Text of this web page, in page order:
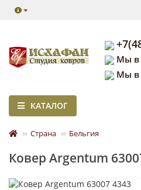
Мы в
Мы в
КАТАЛОГ
Страна Бельгия
Ковер Argentum